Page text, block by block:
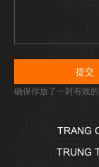
确保你放了一封有效
TRANG
TRUNG